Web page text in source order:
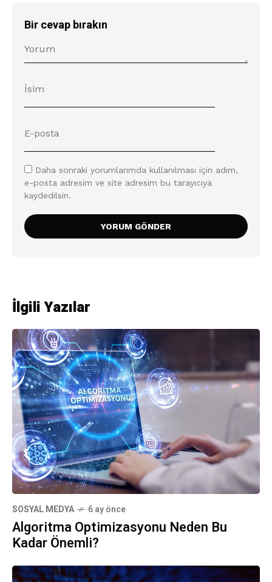
Bir cevap bırakın
Daha sonraki yorumlarımda kullanılması için adım,
e-posta adresim ve site adresim bu tarayıcıya
kaydedilsin.
İlgili Yazılar
SOSYAL MEDYA 6 ay önce
Algoritma Optimizasyonu Neden Bu
Kadar Önemli?